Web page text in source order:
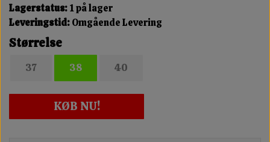
Lagerstatus:1 på lager
Leveringstid:Omgående Levering
Størrelse
37 38 40
KØB NU!